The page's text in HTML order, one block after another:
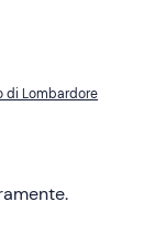
di Lombardore